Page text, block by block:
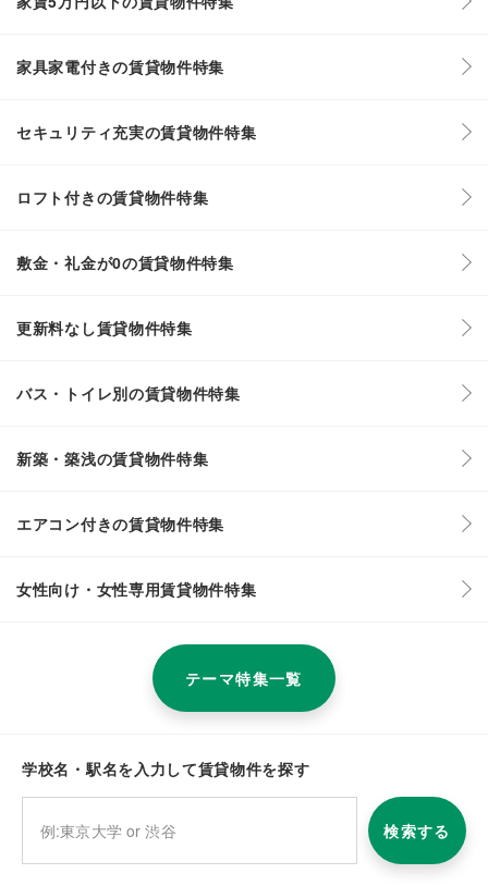
家具家電付きの賃貸物件特集
セキュリティ充実の賃貸物件特集
ロフト付きの賃貸物件特集
敷金・礼金が0の賃貸物件特集
更新料なし賃貸物件特集
バス・トイレ別の賃貸物件特集
新築・築浅の賃貸物件特集
エアコン付きの賃貸物件特集
女性向け・女性専用賃貸物件特集
テーマ特集一覧
学校名・駅名を入力して賃貸物件を探す
検索する